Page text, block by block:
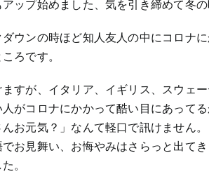
ップ始めました、気を引き締めて冬の
ウンの時ほど知人友人の中にコロナ
ろです。
すが、イタリア、イギリス、スウェ
がコロナにかかって酷い目にあって
お元気？」なんて軽口で訊けません
お見舞い、お悔やみはさらっと出て
。